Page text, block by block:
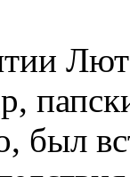
был